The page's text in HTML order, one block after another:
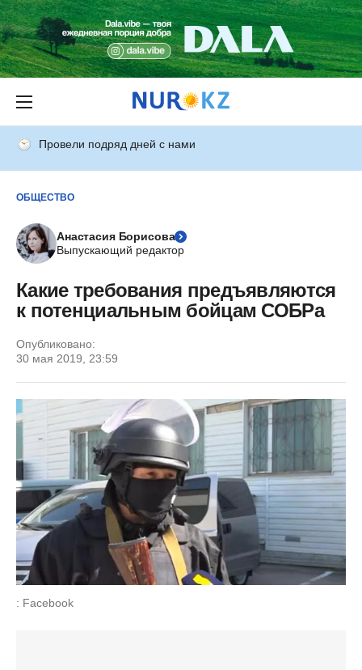
Провели подряд дней с нами
ОБЩЕСТВО
Анастасия Борисова
Выпускающий редактор
Какие требования предъявляются
к потенциальным бойцам СОБРа
Опубликовано:
30 мая 2019, 23:59
: Facebook